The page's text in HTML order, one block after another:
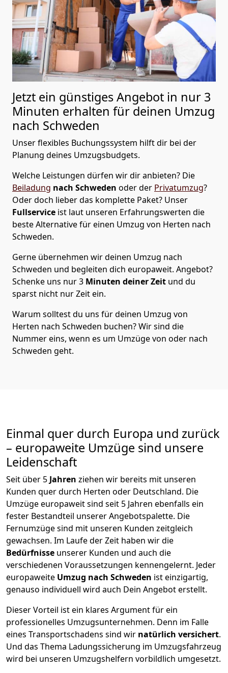
Jetzt ein günstiges Angebot in nur 3
Minuten erhalten für deinen Umzug
nach Schweden
Unser flexibles Buchungssystem hilft dir bei der
Planung deines Umzugsbudgets.
Welche Leistungen dürfen wir dir anbieten? Die
Beiladung nach Schweden oder der Privatumzug?
Oder doch lieber das komplette Paket? Unser
Fullservice ist laut unseren Erfahrungswerten die
beste Alternative für einen Umzug von Herten nach
Schweden.
Gerne übernehmen wir deinen Umzug nach
Schweden und begleiten dich europaweit. Angebot?
Schenke uns nur3 Minuten deiner Zeit und du
sparst nicht nur Zeit ein.
Warum solltest du uns für deinen Umzug von
Herten nach Schweden buchen? Wir sind die
Nummer eins, wenn es um Umzüge von oder nach
Schweden geht.
Einmal quer durch Europa und zurück
– europaweite Umzüge sind unsere
Leidenschaft
Seit über 5 Jahren ziehen wir bereits mit unseren
Kunden quer durch Herten oder Deutschland. Die
Umzüge europaweit sind seit 5 Jahren ebenfalls ein
fester Bestandteil unserer Angebotspalette. Die
Fernumzüge sind mit unseren Kunden zeitgleich
gewachsen. Im Laufe der Zeit haben wir die
Bedürfnisse unserer Kunden und auch die
verschiedenen Voraussetzungen kennengelernt. Jeder
europaweite Umzug nach Schweden ist einzigartig,
genauso individuell wird auch Dein Angebot erstellt.
Dieser Vorteil ist ein klares Argument für ein
professionelles Umzugsunternehmen. Denn im Falle
eines Transportschadens sind wir natürlich versichert.
Und das Thema Ladungssicherung im Umzugsfahrzeug
wird bei unseren Umzugshelfern vorbildlich umgesetzt.